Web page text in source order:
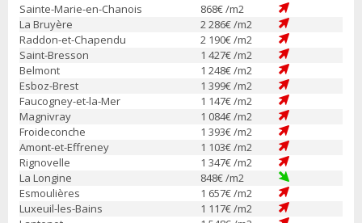
Sainte-Marie-en-Chanois 868€ /m2
La Bruyère
2 286€ /m2
Raddon-et-Chapendu
2 190€ /m2
Saint-Bresson
1 427€ /m2
Belmont
1 248€ /m2
Esboz-Brest
1 399€ /m2
Faucogney-et-la-Mer
1 147€ /m2
Magnivray
1 084€ /m2
Froideconche
1 393€ /m2
Amont-et-Effreney
1 103€ /m2
Rignovelle
1 347€ /m2
La Longine
848€ /m2
Esmoulières
1 657€ /m2
Luxeuil-les-Bains
1 117€ /m2